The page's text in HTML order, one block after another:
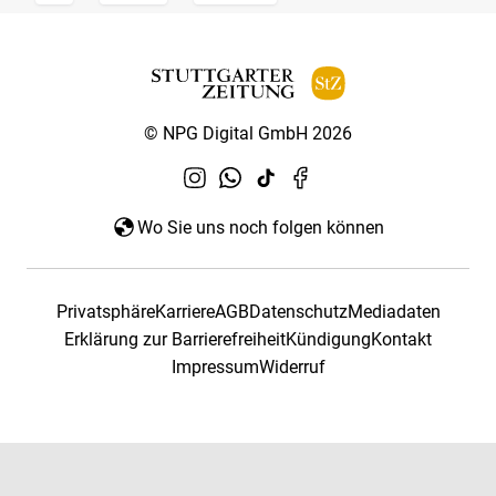
© NPG Digital GmbH 2026
Wo Sie uns noch folgen können
PrivatsphäreKarriereAGBDatenschutzMediadaten
Erklärung zur BarrierefreiheitKündigungKontakt
ImpressumWiderruf